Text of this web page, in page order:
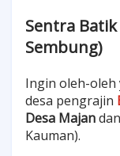
Sentra
Sembung)
Ingin oleh-oleh
desa pengrajin
Desa Majandan
Kauman).